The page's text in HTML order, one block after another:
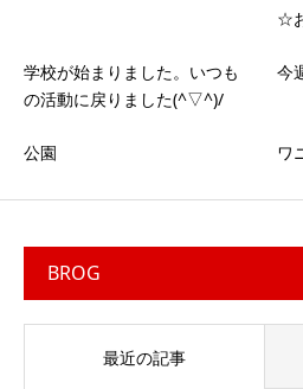
☆
学校が始まりました。いつも
の活動に戻りました(^▽^)/
今
公園 ワ
BROG
最近の記事